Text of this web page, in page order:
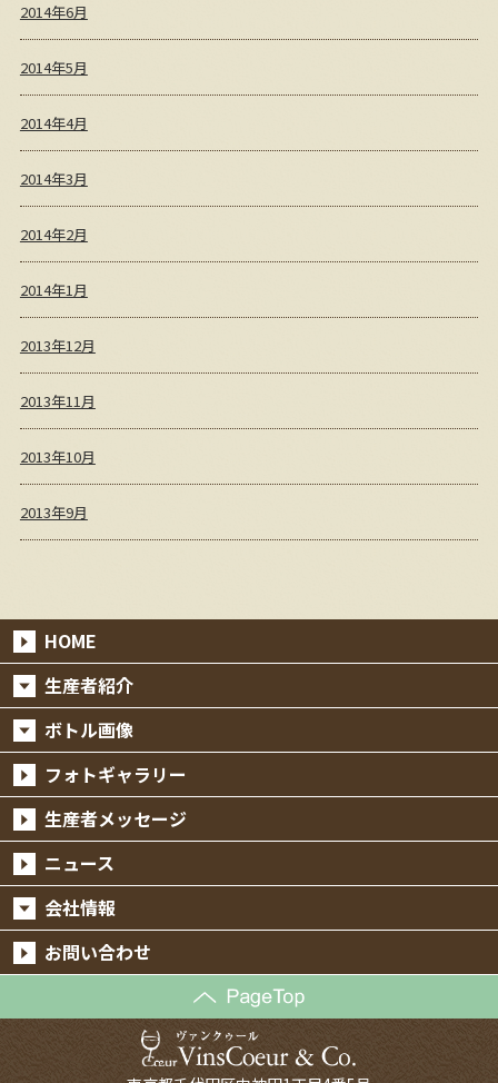
2014年6月
2014年5月
2014年4月
2014年3月
2014年2月
2014年1月
2013年12月
2013年11月
2013年10月
2013年9月
HOME
生産者紹介
ボトル画像
フォトギャラリー
生産者メッセージ
ニュース
会社情報
お問い合わせ